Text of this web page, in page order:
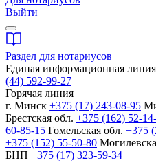
Выйти
Раздел для нотариусов
Единая информационная линия
(44) 592-99-27
Горячая линия
г. Минск +375 (17) 243-08-95
Брестская обл. +375 (162) 52-
60-85-15 Гомельская обл. +375
+375 (152) 55-50-80
БНП +375 (17) 323-59-34